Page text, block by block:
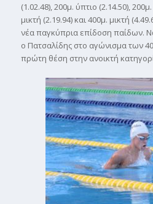
(1.02.48), 200μ. ύπτιο (2.14.50),
μικτή (2.19.94) και 400μ. μικτή
νέα παγκύπρια επίδοση παίδων.
ο Πατσαλίδης στο αγώνισμα των
πρώτη θέση στην ανοικτή